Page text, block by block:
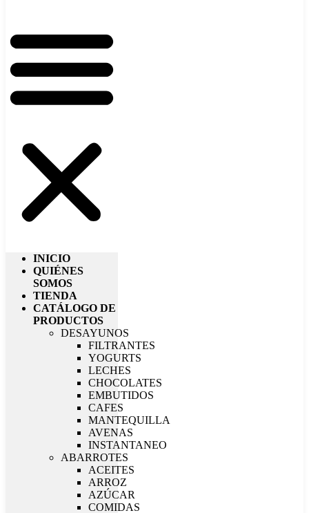
INICIO
QUIÉNES
SOMOS
TIENDA
CATÁLOGO DE
PRODUCTOS
DESAYUNOS
FILTRANTES
YOGURTS
LECHES
CHOCOLATES
EMBUTIDOS
CAFES
MANTEQUILLA
AVENAS
INSTANTANEO
ABARROTES
ACEITES
ARROZ
AZÚCAR
COMIDAS